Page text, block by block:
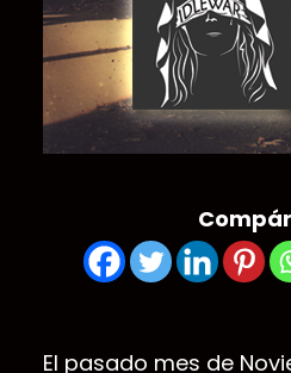
El pasado mes de